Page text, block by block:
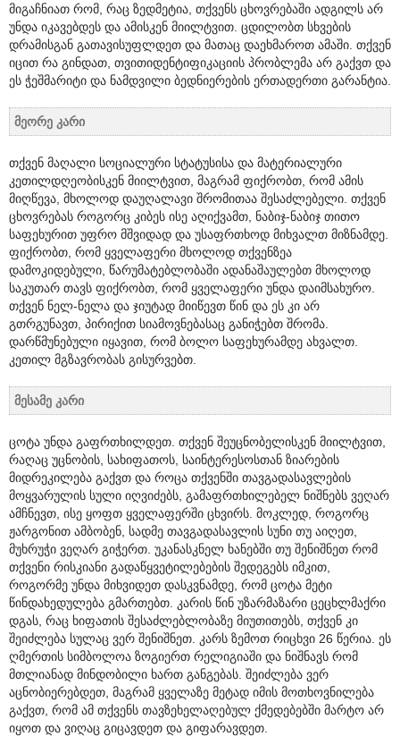
მიგაჩნიათ რომ, რაც ზედმეტია, თქვენს ცხოვრებაში ადგილს არ
უნდა იკავებდეს და ამისკენ მიილტვით. ცდილობთ სხვების
დრამისგან გათავისუფლდეთ და მათაც დაეხმაროთ ამაში. თქვენ
იცით რა გინდათ, თვითიდენტიფიკაციის პრობლემა არ გაქვთ და
ეს ჭეშმარიტი და ნამდვილი ბედნიერების ერთადერთი გარანტია.
მეორე კარი
თქვენ მაღალი სოციალური სტატუსისა და მატერიალური
კეთილდღეობისკენ მიილტვით, მაგრამ ფიქრობთ, რომ ამის
მიღწევა, მხოლოდ დაუღალავი შრომითაა შესაძლებელი. თქვენ
ცხოვრებას როგორც კიბეს ისე აღიქვამთ, ნაბიჯ-ნაბიჯ თითო
საფეხურით უფრო მშვიდად და უსაფრთხოდ მიხვალთ მიზნამდე.
ფიქრობთ, რომ ყველაფერი მხოლოდ თქვენზეა
დამოკიდებული, წარუმატებლობაში ადანაშაულებთ მხოლოდ
საკუთარ თავს ფიქრობთ, რომ ყველაფერი უნდა დაიმსახურო.
თქვენ ნელ-ნელა და ჯიუტად მიიწევთ წინ და ეს კი არ
გთრგუნავთ, პირიქით სიამოვნებასაც განიჭებთ შრომა.
დარწმუნებული იყავით, რომ ბოლო საფეხურამდე ახვალთ.
კეთილ მგზავრობას გისურვებთ.
მესამე კარი
ცოტა უნდა გაფრთხილდეთ. თქვენ შეუცნობელისკენ მიილტვით,
რაღაც უცნობის, სახიფათოს, საინტერესოსთან ზიარების
მიდრეკილება გაქვთ და როცა თქვენში თავგადასავლების
მოყვარულის სული იღვიძებს, გამაფრთხილებელ ნიშნებს ვეღარ
ამჩნევთ, ისე ყოფთ ყველაფერში ცხვირს. მოკლედ, როგორც
ჟარგონით ამბობენ, სადმე თავგადასავლის სუნი თუ აიღეთ,
მუხრუჭი ვეღარ გიჭერთ. უკანასკნელ ხანებში თუ შენიშნეთ რომ
თქვენი რისკიანი გადაწყვეტილებების შედეგებს იმკით,
როგორმე უნდა მიხვიდეთ დასკვნამდე, რომ ცოტა მეტი
წინდახედულება გმართებთ. კარის წინ უზარმაზარი ცეცხლმაქრი
დგას, რაც ხიფათის შესაძლებლობაზე მიუთითებს, თქვენ კი
შეიძლება სულაც ვერ შენიშნეთ. კარს ზემოთ რიცხვი 26 წერია. ეს
ღმერთის სიმბოლოა ზოგიერთ რელიგიაში და ნიშნავს რომ
მთლიანად მინდობილი ხართ განგებას. შეიძლება ვერ
აცნობიერებდეთ, მაგრამ ყველაზე მეტად იმის მოთხოვნილება
გაქვთ, რომ ამ თქვენს თავზეხელაღებულ ქმედებებში მარტო არ
იყოთ და ვიღაც გიცავდეთ და გიფარავდეთ.